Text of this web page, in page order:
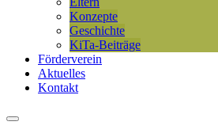
Konzepte
Geschichte
KiTa-Beiträge
Förderverein
Aktuelles
Kontakt